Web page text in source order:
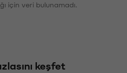
için veri bulunamadı.
keşfet